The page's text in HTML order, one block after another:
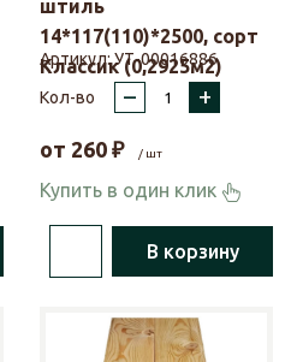
штиль
14*117(110)*2500, сорт
Классик (0,2925м2)
Артикул:УТ-00016886
Кол-во
– +
от 260 ₽ / шт
Купить в один клик
В корзину